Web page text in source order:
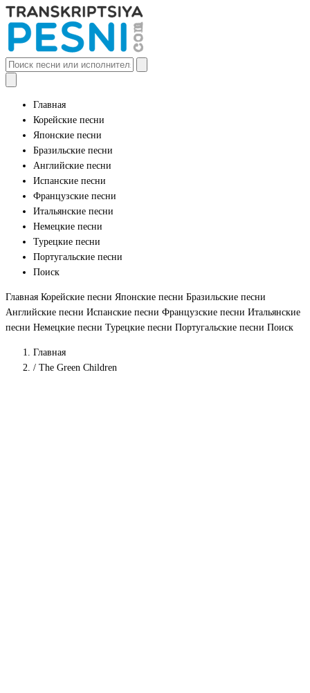
Главная
Корейские песни
Японские песни
Бразильские песни
Английские песни
Испанские песни
Французские песни
Итальянские песни
Немецкие песни
Турецкие песни
Португальские песни
Поиск
Главная Корейские песни Японские песни Бразильские песни
Английские песни Испанские песни Французские песни Итальянские
песни Немецкие песни Турецкие песни Португальские песни Поиск
Главная
/ The Green Children